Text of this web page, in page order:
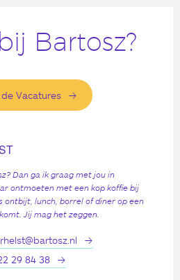
Bartosz?
Vacatures
Dan ga ik graag met jou in
ontmoeten met een kop koffie bij
ontbijt, lunch, borrel of diner op een
Jij mag het zeggen.
29 84 38